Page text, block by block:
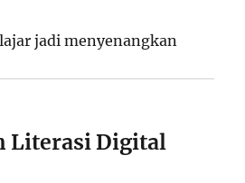
jadi menyenangkan
Literasi Digital